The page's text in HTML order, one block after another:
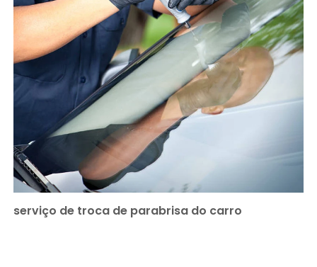
serviço de troca de parabrisa do carro